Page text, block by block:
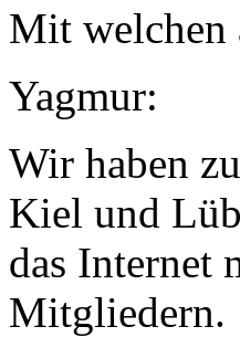
Mit welchen
Yagmur:
Wir haben
Kiel und
das Internet
Mitgliedern.